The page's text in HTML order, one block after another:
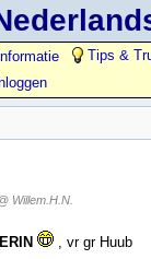
Informatie
Tips &
Willem.H.N.
ERIN , vr gr Huub